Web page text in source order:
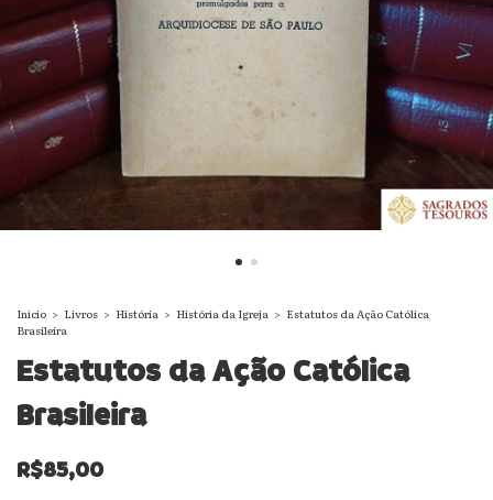
Início > Livros > História > História da Igreja > Estatutos da Ação Católica
Brasileira
Estatutos da Ação Católica
Brasileira
R$85,00